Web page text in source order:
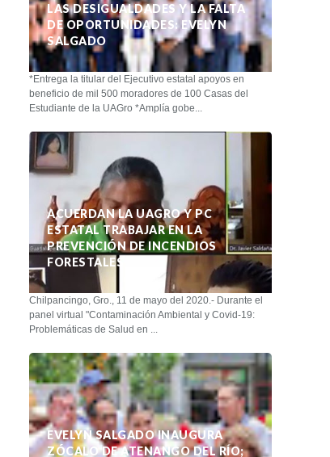
LAS DESIGUALDADES Y LA FALTA
DE OPORTUNIDADES: EVELYN
SALGADO
*Entrega la titular del Ejecutivo estatal apoyos en
beneficio de mil 500 moradores de 100 Casas del
Estudiante de la UAGro *Amplía gobe...
ACUERDAN LA UAGRO Y PC
ESTATAL TRABAJAR EN LA
PREVENCIÓN DE INCENDIOS
FORESTALES
Chilpancingo, Gro., 11 de mayo del 2020.- Durante el
panel virtual "Contaminación Ambiental y Covid-19:
Problemáticas de Salud en ...
EVELYN SALGADO INAUGURA
ZÓCALO DE ATENANGO DEL RÍO;